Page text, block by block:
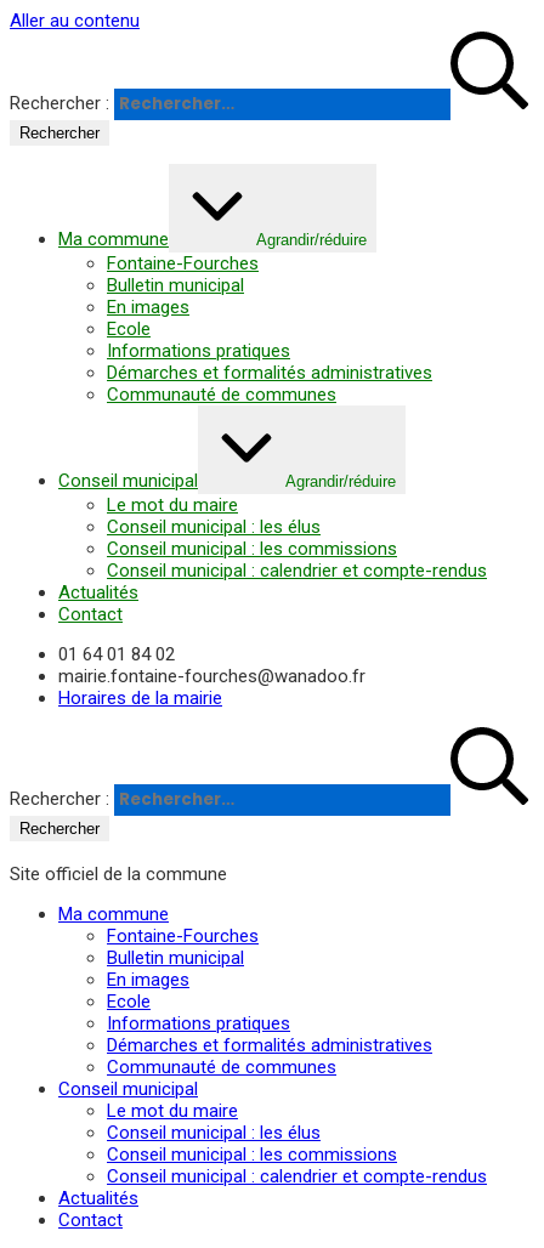
Panneau de gestion des cookies
Aller au contenu
Rechercher :
Ma commune Agrandir/réduire
Fontaine-Fourches
Bulletin municipal
En images
Ecole
Informations pratiques
Démarches et formalités administratives
Communauté de communes
Conseil municipal Agrandir/réduire
Le mot du maire
Conseil municipal : les élus
Conseil municipal : les commissions
Conseil municipal : calendrier et compte-rendus
Actualités
Contact
01 64 01 84 02
mairie.fontaine-fourches@wanadoo.fr
Horaires de la mairie
Rechercher :
Site officiel de la commune
Ma commune
Fontaine-Fourches
Bulletin municipal
En images
Ecole
Informations pratiques
Démarches et formalités administratives
Communauté de communes
Conseil municipal
Le mot du maire
Conseil municipal : les élus
Conseil municipal : les commissions
Conseil municipal : calendrier et compte-rendus
Actualités
Contact